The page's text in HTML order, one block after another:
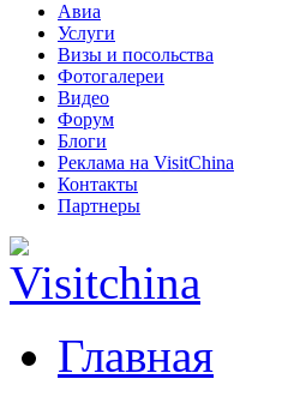
Авиа
Услуги
Визы и посольства
Фотогалереи
Видео
Форум
Блоги
Реклама на VisitChina
Контакты
Партнеры
Главная